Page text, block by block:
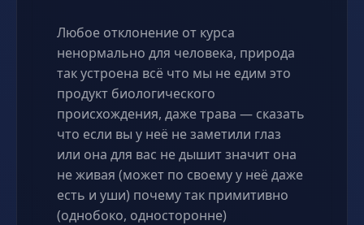
Любое отклонение от курса
ненормально для человека, природа
так устроена всё что мы не едим это
продукт биологического
происхождения, даже трава — сказать
что если вы у неё не заметили глаз
или она для вас не дышит значит она
не живая (может по своему у неё даже
есть и уши) почему так примитивно
(однобоко, односторонне)